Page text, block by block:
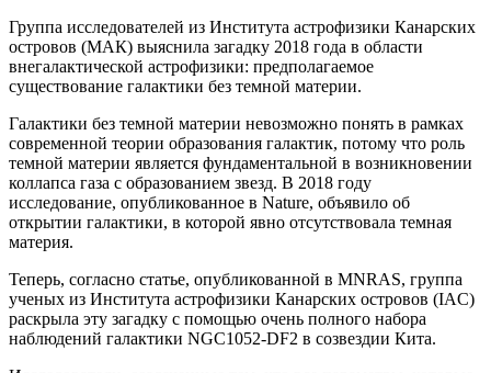
Группа исследователей из Института астрофизики Канарских
островов (МАК) выяснила загадку 2018 года в области
внегалактической астрофизики: предполагаемое
существование галактики без темной материи.
Галактики без темной материи невозможно понять в рамках
современной теории образования галактик, потому что роль
темной материи является фундаментальной в возникновении
коллапса газа с образованием звезд. В 2018 году
исследование, опубликованное в Nature, объявило об
открытии галактики, в которой явно отсутствовала темная
материя.
Теперь, согласно статье, опубликованной в MNRAS, группа
ученых из Института астрофизики Канарских островов (IAC)
раскрыла эту загадку с помощью очень полного набора
наблюдений галактики NGC1052-DF2 в созвездии Кита.